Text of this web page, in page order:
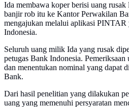
Ida membawa koper berisi uang
banjir rob itu ke Kantor Perwakilan
mengajukan melalui aplikasi PINTAR
Indonesia.
Seluruh uang milik Ida yang rusak
petugas Bank Indonesia.
dan menentukan nominal yang dapat
Bank.
Dari hasil penelitian yang dilakukan
uang yang memenuhi persyaratan